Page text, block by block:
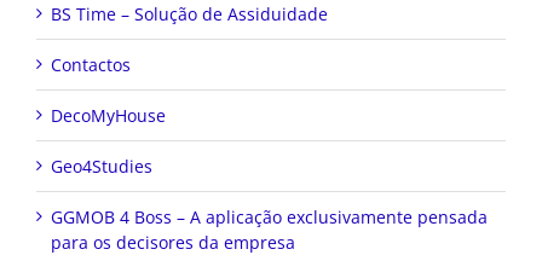
BS Time – Solução de Assiduidade
Contactos
DecoMyHouse
Geo4Studies
GGMOB 4 Boss – A aplicação exclusivamente pensada
para os decisores da empresa